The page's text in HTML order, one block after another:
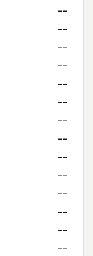
--
--
--
--
--
--
--
--
--
--
--
--
--
--